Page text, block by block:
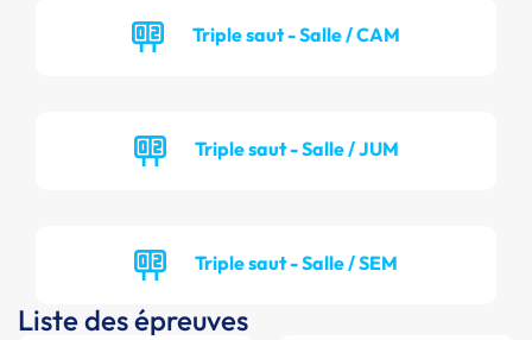
Triple saut - Salle / CAM
Triple saut - Salle / JUM
Triple saut - Salle / SEM
Liste des épreuves